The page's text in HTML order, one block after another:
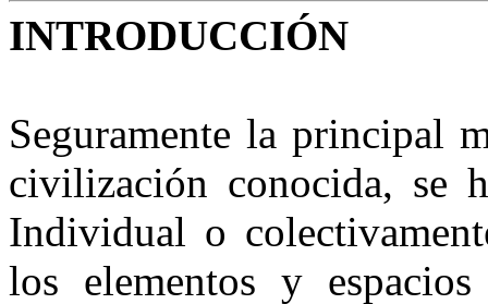
INTRODUCCIÓN
Seguramente la principal
civilización conocida, se
Individual o
los elementos y